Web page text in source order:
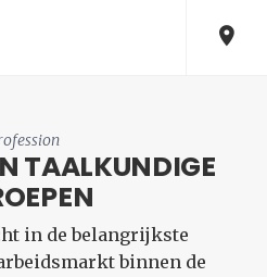
TAALKUNDIGE
in de belangrijkste
binnen de